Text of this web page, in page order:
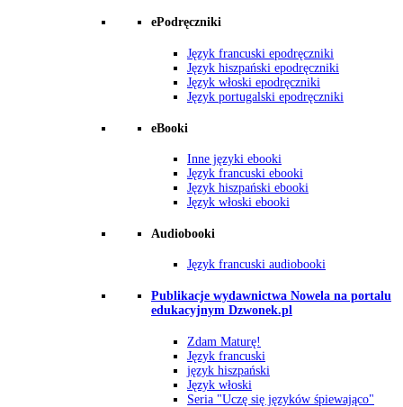
ePodręczniki
Język francuski epodręczniki
Język hiszpański epodręczniki
Język włoski epodręczniki
Język portugalski epodręczniki
eBooki
Inne języki ebooki
Język francuski ebooki
Język hiszpański ebooki
Język włoski ebooki
Audiobooki
Język francuski audiobooki
Publikacje wydawnictwa Nowela na portalu
edukacyjnym Dzwonek.pl
Zdam Maturę!
Język francuski
język hiszpański
Język włoski
Seria "Uczę się języków śpiewająco"